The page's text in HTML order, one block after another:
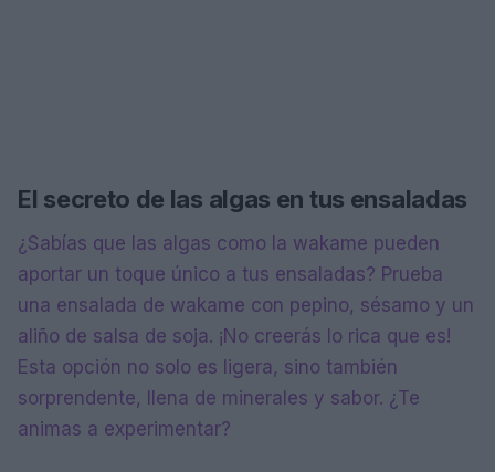
El secreto de las algas en tus ensaladas
¿Sabías que las algas como la wakame pueden
aportar un toque único a tus ensaladas? Prueba
una ensalada de wakame con pepino, sésamo y un
aliño de salsa de soja. ¡No creerás lo rica que es!
Esta opción no solo es ligera, sino también
sorprendente, llena de minerales y sabor. ¿Te
animas a experimentar?